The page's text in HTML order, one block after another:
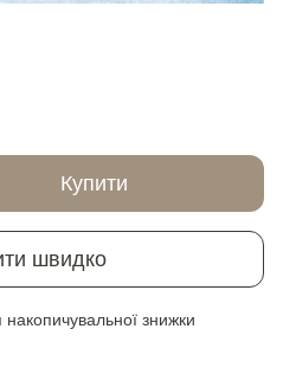
Купити
швидко
знижки